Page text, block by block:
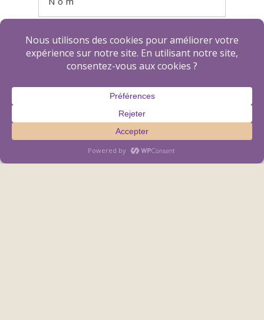
3 + 10= Envoi